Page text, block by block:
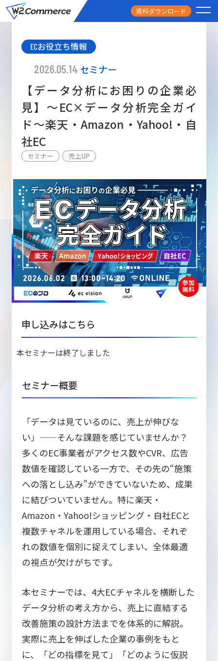
資料ダウンロード
PRODUCT
サービス
BtoC向け
ECサイト構築
W2
サブスク/定期通販
ECサイト構築
BtoB向け
ECサイト構築
W2
ECサイト構築
拡張プラグイン一覧
AI
カスタマイズ開発
AI
PRICE
料金
FEATURE
特徴
導入事例
USEFUL
お役立ち情報
NEWS
ニュース
03-5148-9633 平日/
会社情報
ECお役立ち情報
2026.05.14 セミナー
【データ分析にお困りの企業必
見】〜EC×データ分析完全ガイ
ド〜楽天・Amazon・Yahoo!・自
社EC
セミナー 売上UP
申し込みはこちら
本セミナーは終了しました
セミナー概要
「データは見ているのに、売上が伸びな
い」——そんな課題を感じていませんか？
多くのEC事業者がアクセス数やCVR、広告
数値を確認している一方で、その先の“施策
への落とし込み”ができていないため、成果
に結びついていません。特に楽天・
Amazon・Yahoo!ショッピング・自社ECと
複数チャネルを運用している場合、それぞ
れの数値を個別に捉えてしまい、全体最適
の視点が欠けがちです。
本セミナーでは、 4大ECチャネルを横断した
データ分析の考え方から、売上に直結する
改善施策の設計方法までを体系的に解説。
実際に売上を伸ばした企業の事例をもと
に、「どの指標を見て」「どのように仮説